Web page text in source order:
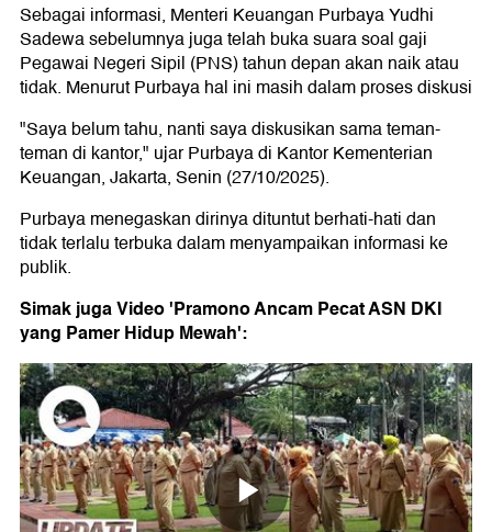
Sebagai informasi, Menteri Keuangan Purbaya Yudhi
Sadewa sebelumnya juga telah buka suara soal gaji
Pegawai Negeri Sipil (PNS) tahun depan akan naik atau
tidak. Menurut Purbaya hal ini masih dalam proses diskusi
"Saya belum tahu, nanti saya diskusikan sama teman-
teman di kantor," ujar Purbaya di Kantor Kementerian
Keuangan, Jakarta, Senin (27/10/2025).
Purbaya menegaskan dirinya dituntut berhati-hati dan
tidak terlalu terbuka dalam menyampaikan informasi ke
publik.
Simak juga Video 'Pramono Ancam Pecat ASN DKI
yang Pamer Hidup Mewah':